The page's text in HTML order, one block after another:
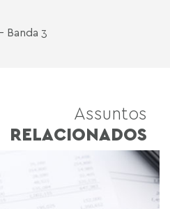
Banda 3
Assuntos
RELACIONADOS